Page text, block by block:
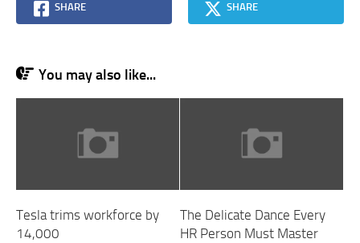
SHARE SHARE
You may also like...
Tesla trims workforce by
14,000
The Delicate Dance Every
HR Person Must Master